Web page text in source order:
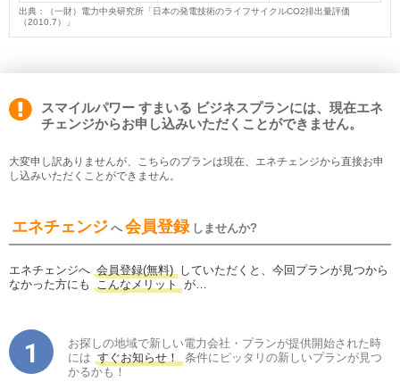
出典：（一財）電力中央研究所「日本の発電技術のライフサイクルCO2排出量評価
（2010.7）」
スマイルパワー すまいる ビジネスプランには、現在エネ
チェンジからお申し込みいただくことができません。
大変申し訳ありませんが、こちらのプランは現在、エネチェンジから直接お申
し込みいただくことができません。
エネチェンジ へ 会員登録 しませんか?
エネチェンジへ 会員登録(無料) していただくと、今回プランが見つから
なかった方にも
こんなメリット が…
お探しの地域で新しい電力会社・プランが提供開始された時
には すぐお知らせ！
条件にピッタリの新しいプランが見つ
かるかも！